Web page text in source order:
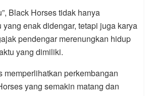
Black Horses tidak hanya
enak didengar, tetapi juga karya
pendengar merenungkan hidup
yang dimiliki.
memperlihatkan perkembangan
yang semakin matang dan